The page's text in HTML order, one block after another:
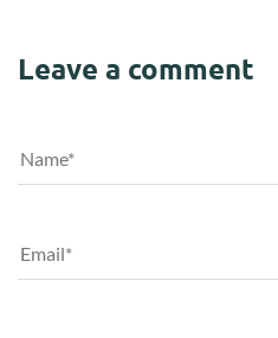
Leave a comment